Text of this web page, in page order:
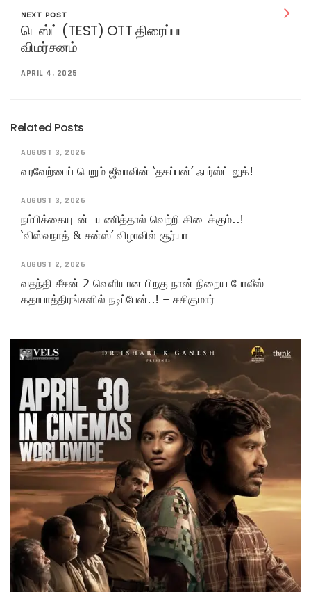
NEXT POST
டெஸ்ட் (TEST) OTT திரைப்பட
விமர்சனம்
APRIL 4, 2025
Related Posts
AUGUST 3, 2026
வரவேற்பைப் பெறும் ஜீவாவின் ‘தகப்பன்’ ஃபர்ஸ்ட் லுக்!
AUGUST 3, 2026
நம்பிக்கையுடன் பயணித்தால் வெற்றி கிடைக்கும்..!
‘விஸ்வநாத் & சன்ஸ்’ விழாவில் சூர்யா
AUGUST 2, 2026
வதந்தி சீசன் 2 வெளியான பிறகு நான் நிறைய போலீஸ்
கதாபாத்திரங்களில் நடிப்பேன்..! – சசிகுமார்